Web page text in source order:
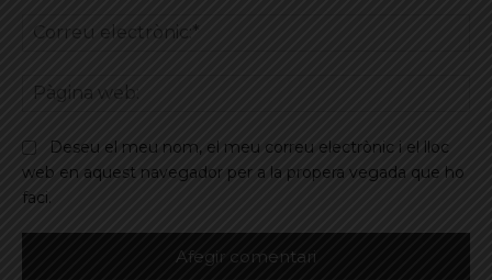
Deseu el meu nom, el meu correu electrònic i el lloc
web en aquest navegador per a la propera vegada que ho
faci.